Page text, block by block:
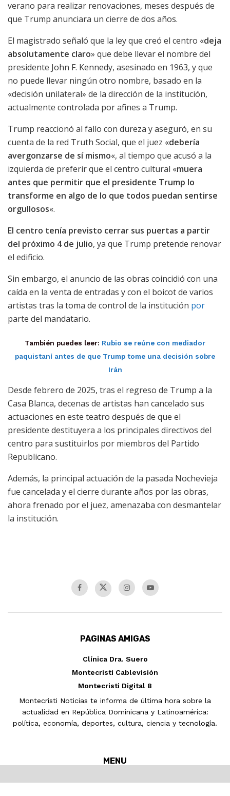
verano para realizar renovaciones, meses después de
que Trump anunciara un cierre de dos años.
El magistrado señaló que la ley que creó el centro «deja
absolutamente claro» que debe llevar el nombre del
presidente John F. Kennedy, asesinado en 1963, y que
no puede llevar ningún otro nombre, basado en la
«decisión unilateral» de la dirección de la institución,
actualmente controlada por afines a Trump.
Trump reaccionó al fallo con dureza y aseguró, en su
cuenta de la red Truth Social, que el juez «debería
avergonzarse de sí mismo«, al tiempo que acusó a la
izquierda de preferir que el centro cultural «muera
antes que permitir que el presidente Trump lo
transforme en algo de lo que todos puedan sentirse
orgullosos«.
El centro tenía previsto cerrar sus puertas a partir
del próximo 4 de julio, ya que Trump pretende renovar
el edificio.
Sin embargo, el anuncio de las obras coincidió con una
caída en la venta de entradas y con el boicot de varios
artistas tras la toma de control de la institución por
parte del mandatario.
También puedes leer: Rubio se reúne con mediador
paquistaní antes de que Trump tome una decisión sobre
Irán
Desde febrero de 2025, tras el regreso de Trump a la
Casa Blanca, decenas de artistas han cancelado sus
actuaciones en este teatro después de que el
presidente destituyera a los principales directivos del
centro para sustituirlos por miembros del Partido
Republicano.
Además, la principal actuación de la pasada Nochevieja
fue cancelada y el cierre durante años por las obras,
ahora frenado por el juez, amenazaba con desmantelar
la institución.
PAGINAS AMIGAS
Clínica Dra. Suero
Montecristi Cablevisión
Montecristi Digital 8
Montecristi Noticias te informa de última hora sobre la
actualidad en República Dominicana y Latinoamérica:
política, economía, deportes, cultura, ciencia y tecnología.
MENU
Inicio